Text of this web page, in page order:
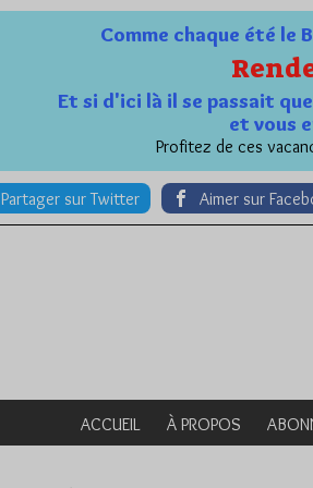
Comme chaque été le
Et si d'ici là il se passait
et vous
Profitez de ces
Partager sur Twitter Aimer sur
ACCUEIL À PROPOS